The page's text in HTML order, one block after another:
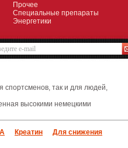
Прочее
Специальные препараты
Энергетики
спортсменов, так и для людей,
высокими немецкими
Креатин
Для снижения